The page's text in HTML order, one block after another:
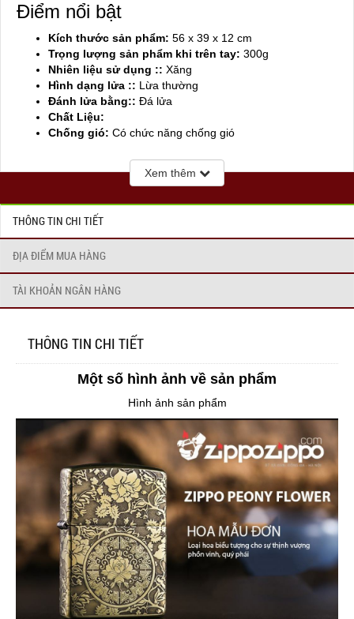
Điểm nổi bật
Kích thước sản phẩm: 56 x 39 x 12 cm
Trọng lượng sản phẩm khi trên tay: 300g
Nhiên liệu sử dụng :: Xăng
Hình dạng lửa :: Lừa thường
Đánh lửa bằng:: Đá lửa
Chất Liệu:
Chống gió: Có chức năng chống gió
Xem thêm
THÔNG TIN CHI TIẾT
ĐỊA ĐIỂM MUA HÀNG
TÀI KHOẢN NGÂN HÀNG
THÔNG TIN CHI TIẾT
Một số hình ảnh về sản phẩm
Hình ảnh sản phẩm